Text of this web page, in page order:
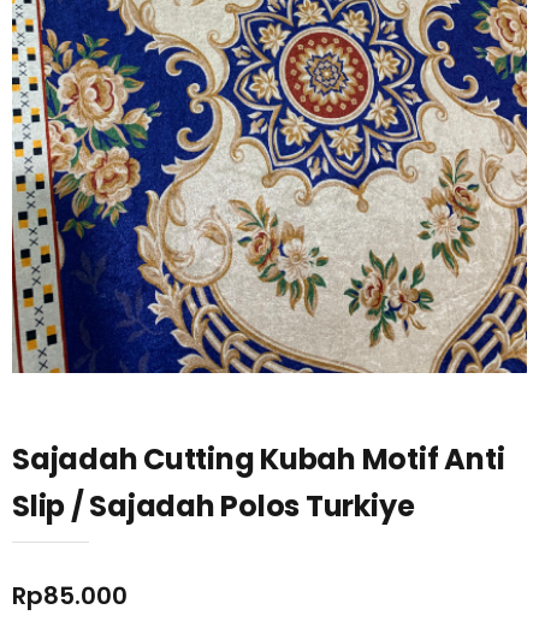
Sajadah Cutting Kubah Motif Anti
Slip / Sajadah Polos Turkiye
Rp85.000